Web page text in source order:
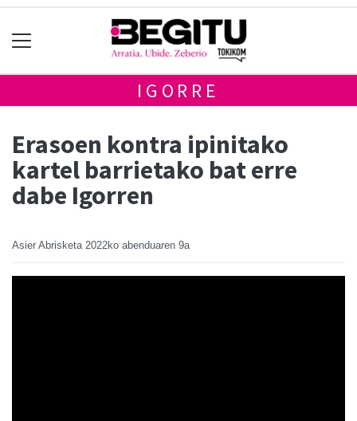
IGORRE
Erasoen kontra ipinitako
kartel barrietako bat erre
dabe Igorren
Asier Abrisketa 2022ko abenduaren 9a